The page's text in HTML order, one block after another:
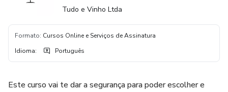
Tudo e Vinho Ltda
Formato: Cursos Online e Serviços de Assinatura
Idioma: Português
Este curso vai te dar a segurança para poder escolher e